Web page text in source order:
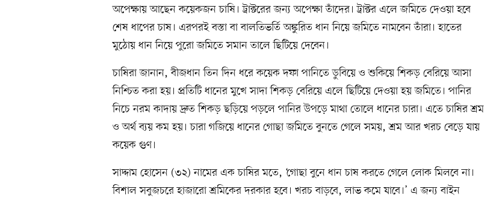
অপেক্ষায় আছেন কয়েকজন চাষি। ট্রাক্টরের জন্য অপেক্ষা তাঁদের। ট্রাক্টর এলে জমিতে দেওয়া হবে
শেষ ধাপের চাষ। এরপরই বস্তা বা বালতিভর্তি অঙ্কুরিত ধান নিয়ে জমিতে নামবেন তাঁরা। হাতের
মুঠোয় ধান নিয়ে পুরো জমিতে সমান তালে ছিটিয়ে দেবেন।
চাষিরা জানান, বীজধান তিন দিন ধরে কয়েক দফা পানিতে ডুবিয়ে ও শুকিয়ে শিকড় বেরিয়ে আসা
নিশ্চিত করা হয়। প্রতিটি ধানের মুখে সাদা শিকড় বেরিয়ে এলে ছিটিয়ে দেওয়া হয় জমিতে। পানির
নিচে নরম কাদায় দ্রুত শিকড় ছড়িয়ে পড়লে পানির উপড়ে মাথা তোলে ধানের চারা। এতে চাষির শ্রম
ও অর্থ ব্যয় কম হয়। চারা গজিয়ে ধানের গোছা জমিতে বুনতে গেলে সময়, শ্রম আর খরচ বেড়ে যায়
কয়েক গুণ।
সাদ্দাম হোসেন (৩২) নামের এক চাষির মতে, ‘গোছা বুনে ধান চাষ করতে গেলে লোক মিলবে না।
বিশাল সবুজচরে হাজারো শ্রমিকের দরকার হবে। খরচ বাড়বে, লাভ কমে যাবে।’ এ জন্য বাইন